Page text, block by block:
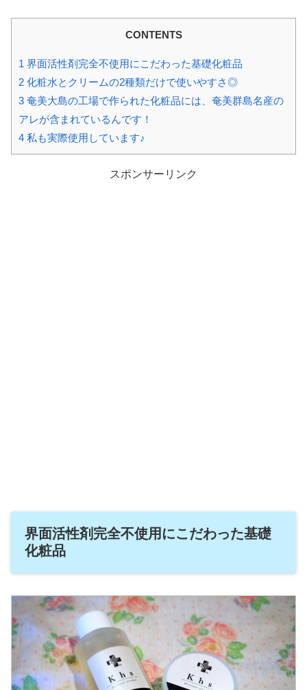
CONTENTS
1 界面活性剤完全不使用にこだわった基礎化粧品
2 化粧水とクリームの2種類だけで使いやすさ◎
3 奄美大島の工場で作られた化粧品には、奄美群島名産の
アレが含まれているんです！
4 私も実際使用しています♪
スポンサーリンク
界面活性剤完全不使用にこだわった基礎
化粧品